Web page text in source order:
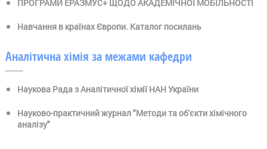
ПРОГРАМИ ЕРАЗМУС+ ЩОДО АКАДЕМІЧНОЇ МОБІЛЬНОСТІ
Навчання в країнах Європи. Каталог посилань
Аналітична хімія за межами кафедри
Наукова Рада з Аналітичної хімії НАН України
Науково-практичний журнал "Методи та об'єкти хімічного
аналізу"